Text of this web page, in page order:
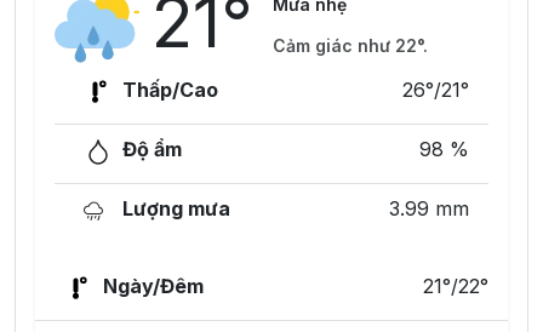
21°
Mưa nhẹ
Cảm giác như 22°.
Thấp/Cao 26°/21°
Độ ẩm 98 %
Lượng mưa 3.99 mm
Ngày/Đêm 21°/22°